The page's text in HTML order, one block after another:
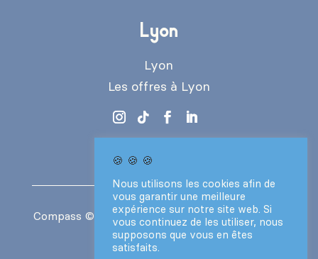
Lyon
Lyon
Les offres à Lyon
Compass © 2024 – Tous droits réservés – CGV
–Mentions légales
🍪 🍪 🍪
Nous utilisons les cookies afin de
vous garantir une meilleure
expérience sur notre site web. Si
vous continuez de les utiliser, nous
supposons que vous en êtes
satisfaits.